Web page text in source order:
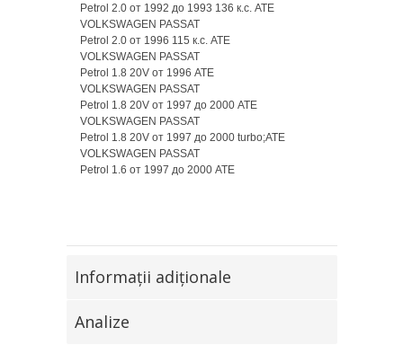
Petrol 2.0 от 1992 до 1993 136 к.с. ATE
VOLKSWAGEN PASSAT
Petrol 2.0 от 1996 115 к.с. ATE
VOLKSWAGEN PASSAT
Petrol 1.8 20V от 1996 ATE
VOLKSWAGEN PASSAT
Petrol 1.8 20V от 1997 до 2000 ATE
VOLKSWAGEN PASSAT
Petrol 1.8 20V от 1997 до 2000 turbo;ATE
VOLKSWAGEN PASSAT
Petrol 1.6 от 1997 до 2000 ATE
Informaţii adiţionale
Analize